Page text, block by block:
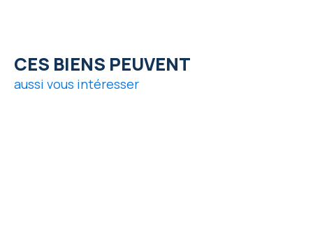
CES BIENS PEUVENT
aussi vous intéresser